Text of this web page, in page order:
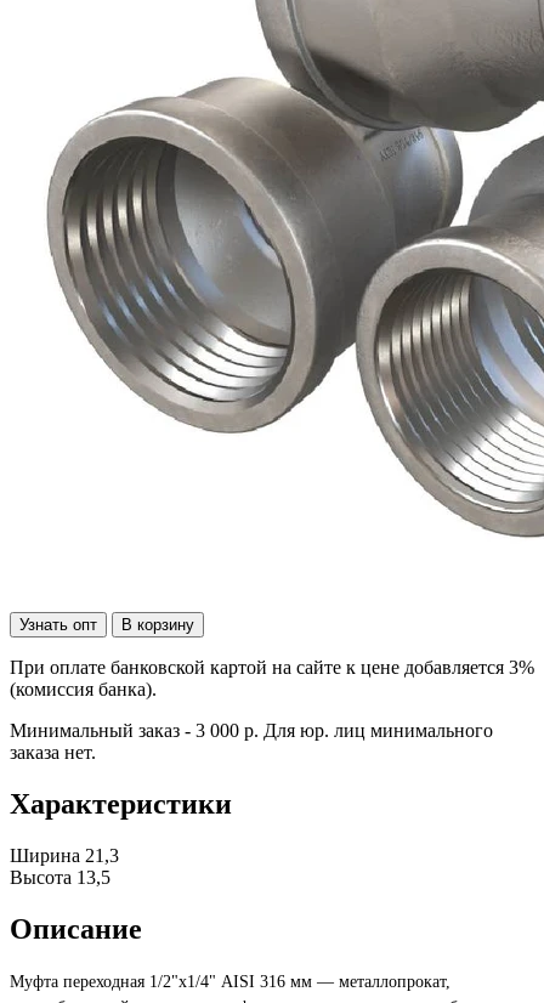
Узнать опт В корзину
При оплате банковской картой на сайте к цене добавляется 3%
(комиссия банка).
Минимальный заказ - 3 000 р. Для юр. лиц минимального
заказа нет.
Характеристики
Ширина 21,3
Высота 13,5
Описание
Муфта переходная 1/2"х1/4" AISI 316 мм — металлопрокат,